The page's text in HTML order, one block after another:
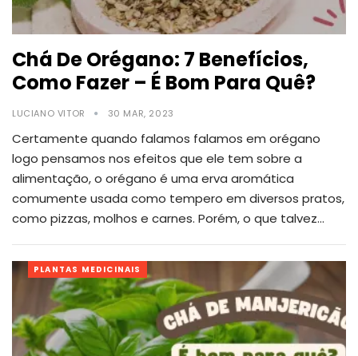
Chá De Orégano: 7 Benefícios,
Como Fazer – É Bom Para Quê?
LUCIANO VITOR 30 MAR, 2023
Certamente quando falamos falamos em orégano
logo pensamos nos efeitos que ele tem sobre a
alimentação, o orégano é uma erva aromática
comumente usada como tempero em diversos pratos,
como pizzas, molhos e carnes. Porém, o que talvez…
PLANTAS MEDICINAIS